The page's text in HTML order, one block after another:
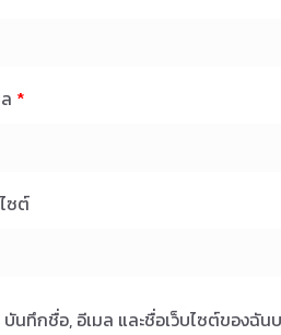
*
ซต์
บันทึกชื่อ, อีเมล และชื่อเว็บไซต์ของฉัน